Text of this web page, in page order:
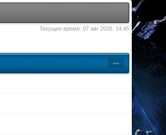
Текущее время: 07 авг 2026, 14:45